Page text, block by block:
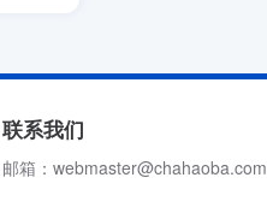
联系我们
邮箱：webmaster@chahaoba.com